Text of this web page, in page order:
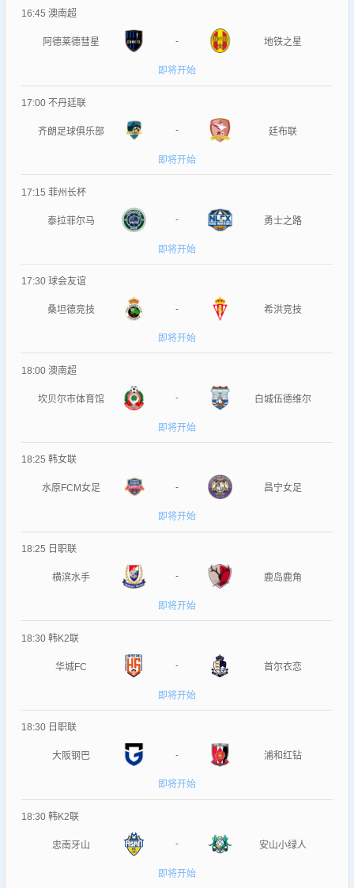
16:45 澳南超
阿德莱德彗星 - 地铁之星
即将开始
17:00 不丹廷联
齐朗足球俱乐部 - 廷布联
即将开始
17:15 菲州长杯
泰拉菲尔马 - 勇士之路
即将开始
17:30 球会友谊
桑坦德竞技 - 希洪竞技
即将开始
18:00 澳南超
坎贝尔市体育馆 - 白城伍德维尔
即将开始
18:25 韩女联
水原FCM女足 - 昌宁女足
即将开始
18:25 日职联
横滨水手 - 鹿岛鹿角
即将开始
18:30 韩K2联
华城FC - 首尔衣恋
即将开始
18:30 日职联
大阪钢巴 - 浦和红钻
即将开始
18:30 韩K2联
忠南牙山 - 安山小绿人
即将开始